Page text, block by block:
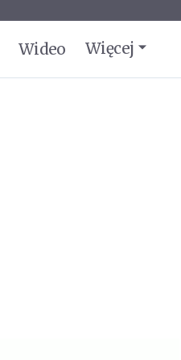
Wideo Więcej